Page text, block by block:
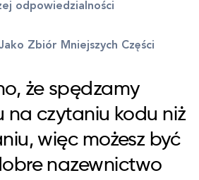
odpowiedzialności
Zbiór Mniejszych Części
że spędzamy
na czytaniu kodu niż
więc możesz być
nazewnictwo